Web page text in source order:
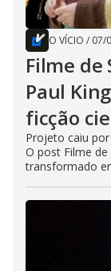
O VÍCIO / 07/
Filme de
Paul
ficção
Projeto caiu
O post Filme de
transformado